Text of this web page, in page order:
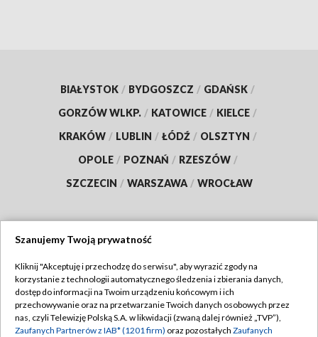
BIAŁYSTOK / BYDGOSZCZ / GDAŃSK /
GORZÓW WLKP. / KATOWICE / KIELCE /
KRAKÓW / LUBLIN / ŁÓDŹ / OLSZTYN /
OPOLE / POZNAŃ / RZESZÓW /
SZCZECIN / WARSZAWA / WROCŁAW
TVP
Abonament TVP
Emisja w TVP
Regulamin TVP
Polityka prywatności
Szanujemy Twoją prywatność
Kliknij "Akceptuję i przechodzę do serwisu", aby wyrazić zgody na
korzystanie z technologii automatycznego śledzenia i zbierania danych,
dostęp do informacji na Twoim urządzeniu końcowym i ich
przechowywanie oraz na przetwarzanie Twoich danych osobowych przez
nas, czyli Telewizję Polską S.A. w likwidacji (zwaną dalej również „TVP”),
Zaufanych Partnerów z IAB* (1201 firm) oraz pozostałych Zaufanych